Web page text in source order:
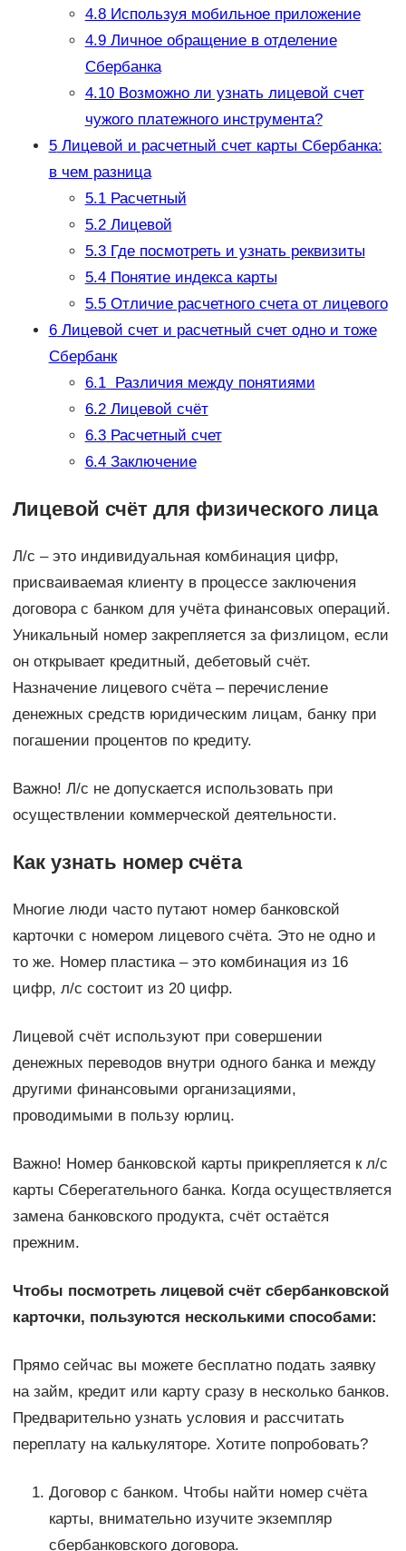
4.8Используя мобильное приложение
4.9Личное обращение в отделение
Сбербанка
4.10Возможно ли узнать лицевой счет
чужого платежного инструмента?
5Лицевой и расчетный счет карты Сбербанка:
в чем разница
5.1Расчетный
5.2Лицевой
5.3Где посмотреть и узнать реквизиты
5.4Понятие индекса карты
5.5Отличие расчетного счета от лицевого
6Лицевой счет и расчетный счет одно и тоже
Сбербанк
6.1Различия между понятиями
6.2Лицевой счёт
6.3Расчетный счет
6.4Заключение
Лицевой счёт для физического лица
Л/с – это индивидуальная комбинация цифр,
присваиваемая клиенту в процессе заключения
договора с банком для учёта финансовых операций.
Уникальный номер закрепляется за физлицом, если
он открывает кредитный, дебетовый счёт.
Назначение лицевого счёта – перечисление
денежных средств юридическим лицам, банку при
погашении процентов по кредиту.
Важно! Л/с не допускается использовать при
осуществлении коммерческой деятельности.
Как узнать номер счёта
Многие люди часто путают номер банковской
карточки с номером лицевого счёта. Это не одно и
то же. Номер пластика – это комбинация из 16
цифр, л/с состоит из 20 цифр.
Лицевой счёт используют при совершении
денежных переводов внутри одного банка и между
другими финансовыми организациями,
проводимыми в пользу юрлиц.
Важно! Номер банковской карты прикрепляется к л/с
карты Сберегательного банка. Когда осуществляется
замена банковского продукта, счёт остаётся
прежним.
Чтобы посмотреть лицевой счёт сбербанковской
карточки, пользуются несколькими способами:
Прямо сейчас вы можете бесплатно подать заявку
на займ, кредит или карту сразу в несколько банков.
Предварительно узнать условия и рассчитать
переплату на калькуляторе. Хотите попробовать?
Договор с банком. Чтобы найти номер счёта
карты, внимательно изучите экземпляр
сбербанковского договора.